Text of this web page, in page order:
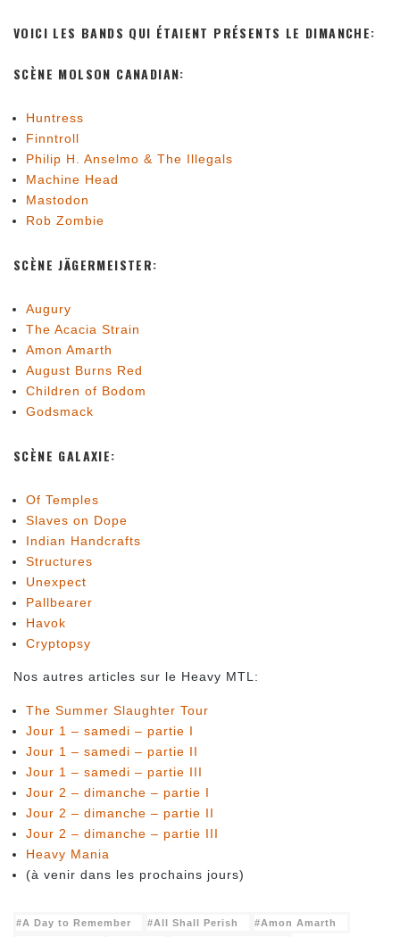
VOICI LES BANDS QUI ÉTAIENT PRÉSENTS LE DIMANCHE:
SCÈNE MOLSON CANADIAN:
Huntress
Finntroll
Philip H. Anselmo & The Illegals
Machine Head
Mastodon
Rob Zombie
SCÈNE JÄGERMEISTER:
Augury
The Acacia Strain
Amon Amarth
August Burns Red
Children of Bodom
Godsmack
SCÈNE GALAXIE:
Of Temples
Slaves on Dope
Indian Handcrafts
Structures
Unexpect
Pallbearer
Havok
Cryptopsy
Nos autres articles sur le Heavy MTL:
The Summer Slaughter Tour
Jour 1 – samedi – partie I
Jour 1 – samedi – partie II
Jour 1 – samedi – partie III
Jour 2 – dimanche – partie I
Jour 2 – dimanche – partie II
Jour 2 – dimanche – partie III
Heavy Mania
(à venir dans les prochains jours)
A Day to Remember All Shall Perish Amon Amarth